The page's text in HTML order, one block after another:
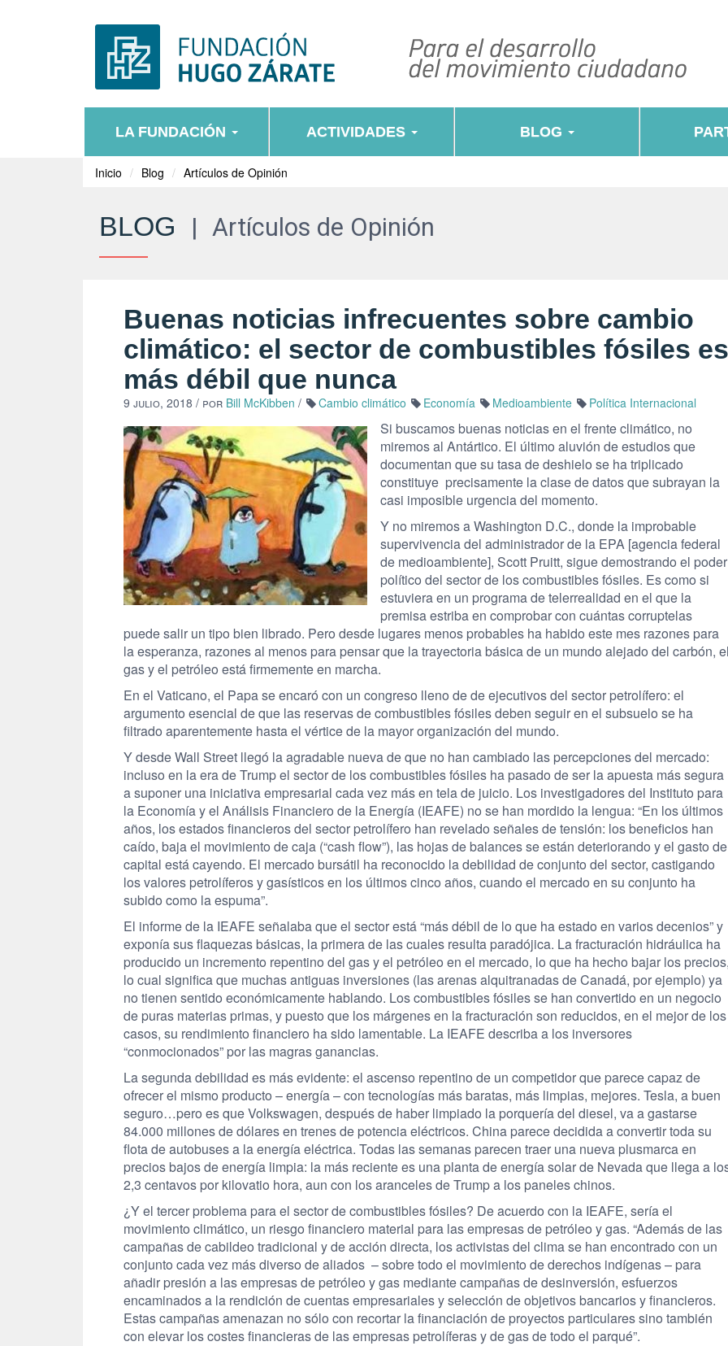
LA FUNDACIÓN ACTIVIDADES BLOG
Inicio Blog Artículos de Opinión
BLOG | Artículos de Opinión
Buenas noticias infrecuentes sobre cambio
climático: el sector de combustibles fósiles es
más débil que nunca
9 julio, 2018 / por Bill McKibben / Cambio climático Economía Medioambiente Política Internacional
Si buscamos buenas noticias en el frente climático, no
miremos al Antártico. El último aluvión de estudios que
documentan que su tasa de deshielo se ha triplicado
constituye precisamente la clase de datos que subrayan la
casi imposible urgencia del momento.
Y no miremos a Washington D.C., donde la improbable
supervivencia del administrador de la EPA [agencia federal
de medioambiente], Scott Pruitt, sigue demostrando el poder
político del sector de los combustibles fósiles. Es como si
estuviera en un programa de telerrealidad en el que la
premisa estriba en comprobar con cuántas corruptelas
puede salir un tipo bien librado. Pero desde lugares menos probables ha habido este mes razones para
la esperanza, razones al menos para pensar que la trayectoria básica de un mundo alejado del carbón, el
gas y el petróleo está firmemente en marcha.
En el Vaticano, el Papa se encaró con un congreso lleno de de ejecutivos del sector petrolífero: el
argumento esencial de que las reservas de combustibles fósiles deben seguir en el subsuelo se ha
filtrado aparentemente hasta el vértice de la mayor organización del mundo.
Y desde Wall Street llegó la agradable nueva de que no han cambiado las percepciones del mercado:
incluso en la era de Trump el sector de los combustibles fósiles ha pasado de ser la apuesta más segura
a suponer una iniciativa empresarial cada vez más en tela de juicio. Los investigadores del Instituto para
la Economía y el Análisis Financiero de la Energía (IEAFE) no se han mordido la lengua: “En los últimos
años, los estados financieros del sector petrolífero han revelado señales de tensión: los beneficios han
caído, baja el movimiento de caja (“cash flow”), las hojas de balances se están deteriorando y el gasto de
capital está cayendo. El mercado bursátil ha reconocido la debilidad de conjunto del sector, castigando
los valores petrolíferos y gasísticos en los últimos cinco años, cuando el mercado en su conjunto ha
subido como la espuma”.
El informe de la IEAFE señalaba que el sector está “más débil de lo que ha estado en varios decenios” y
exponía sus flaquezas básicas, la primera de las cuales resulta paradójica. La fracturación hidráulica ha
producido un incremento repentino del gas y el petróleo en el mercado, lo que ha hecho bajar los precios,
lo cual significa que muchas antiguas inversiones (las arenas alquitranadas de Canadá, por ejemplo) ya
no tienen sentido económicamente hablando. Los combustibles fósiles se han convertido en un negocio
de puras materias primas, y puesto que los márgenes en la fracturación son reducidos, en el mejor de los
casos, su rendimiento financiero ha sido lamentable. La IEAFE describa a los inversores
“conmocionados” por las magras ganancias.
La segunda debilidad es más evidente: el ascenso repentino de un competidor que parece capaz de
ofrecer el mismo producto – energía – con tecnologías más baratas, más limpias, mejores. Tesla, a buen
seguro…pero es que Volkswagen, después de haber limpiado la porquería del diesel, va a gastarse
84.000 millones de dólares en trenes de potencia eléctricos. China parece decidida a convertir toda su
flota de autobuses a la energía eléctrica. Todas las semanas parecen traer una nueva plusmarca en
precios bajos de energía limpia: la más reciente es una planta de energía solar de Nevada que llega a
2,3 centavos por kilovatio hora, aun con los aranceles de Trump a los paneles chinos.
¿Y el tercer problema para el sector de combustibles fósiles? De acuerdo con la IEAFE, sería el
movimiento climático, un riesgo financiero material para las empresas de petróleo y gas. “Además de las
campañas de cabildeo tradicional y de acción directa, los activistas del clima se han encontrado con un
conjunto cada vez más diverso de aliados – sobre todo el movimiento de derechos indígenas – para
añadir presión a las empresas de petróleo y gas mediante campañas de desinversión, esfuerzos
encaminados a la rendición de cuentas empresariales y selección de objetivos bancarios y financieros.
Estas campañas amenazan no sólo con recortar la financiación de proyectos particulares sino también
con elevar los costes financieras de las empresas petrolíferas y de gas de todo el parqué”.